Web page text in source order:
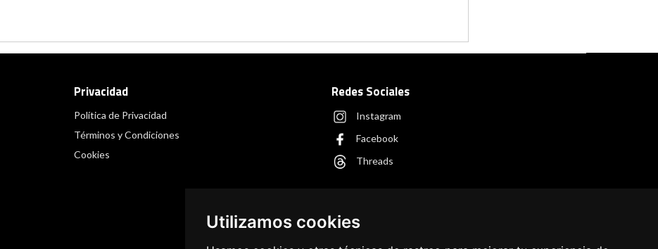
Utilizamos cookies
Privacidad
Política de Privacidad
Términos y Condiciones
Cookies
Redes Sociales
Instagram
Facebook
Threads